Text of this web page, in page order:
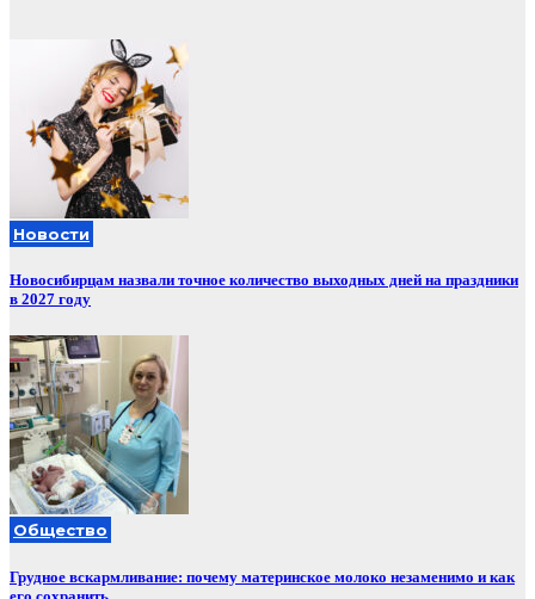
Новости
Новосибирцам назвали точное количество выходных дней на праздники
в 2027 году
Общество
Грудное вскармливание: почему материнское молоко незаменимо и как